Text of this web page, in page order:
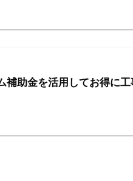
補助金を活用してお得に